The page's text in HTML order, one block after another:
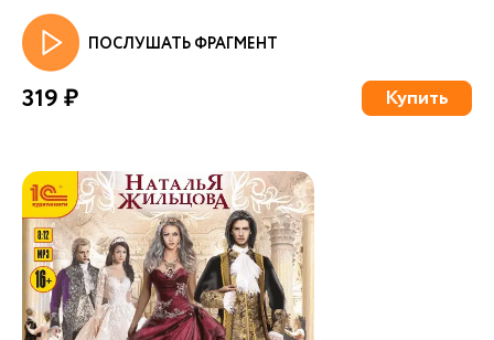
ПОСЛУШАТЬ ФРАГМЕНТ
319 ₽ Купить